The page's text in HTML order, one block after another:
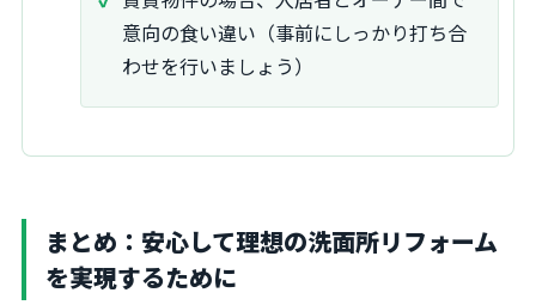
意向の食い違い（事前にしっかり打ち合
わせを行いましょう）
まとめ：安心して理想の洗面所リフォーム
を実現するために